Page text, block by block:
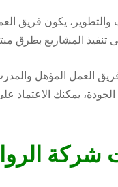
يكون فريق
المشاريع بطرق
العمل المؤهل
يمكنك الاعتماد